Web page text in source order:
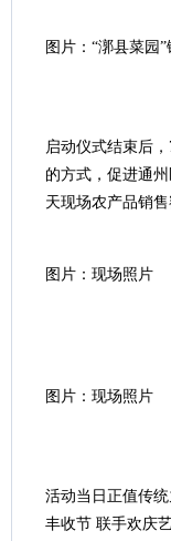
图片：“漷县菜园
启动仪式结束后
的方式，促进通
天现场农产品销
图片：现场照片
图片：现场照片
活动当日正值传
丰收节 联手欢庆